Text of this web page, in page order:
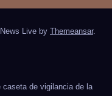
Live by Themeansar.
caseta de vigilancia de la